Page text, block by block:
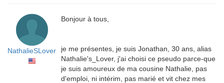
NathalieSLover
Bonjour à tous,
je me présentes, je suis Jonathan, 30 ans, alias
Nathalie's_Lover, j'ai choisi ce pseudo parce-que
je suis amoureux de ma cousine Nathalie, pas
d'emploi, ni intérim, pas marié et vit chez mes